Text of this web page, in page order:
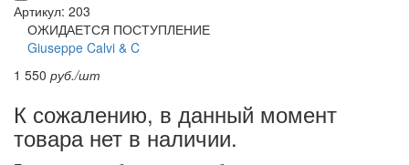
Артикул: 203
ОЖИДАЕТСЯ ПОСТУПЛЕНИЕ
Giuseppe Calvi & C
1 550 руб./шт
К сожалению, в данный момент
товара нет в наличии.